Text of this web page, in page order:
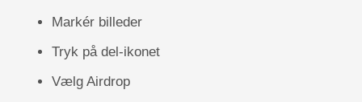
Markér billeder
Tryk på del-ikonet
Vælg Airdrop